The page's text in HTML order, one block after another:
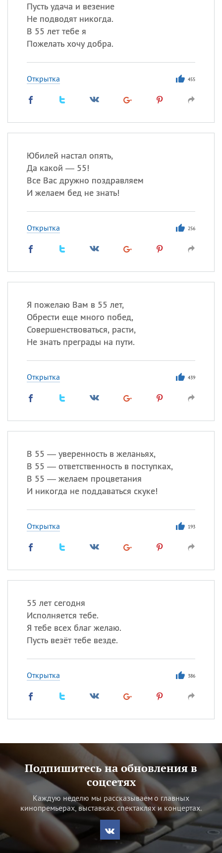
Пусть удача и везение
Не подводят никогда.
В 55 лет тебе я
Пожелать хочу добра.
Открытка 455
Юбилей настал опять,
Да какой — 55!
Все Вас дружно поздравляем
И желаем бед не знать!
Открытка 256
Я пожелаю Вам в 55 лет,
Обрести еще много побед,
Совершенствоваться, расти,
Не знать преграды на пути.
Открытка 439
В 55 — уверенность в желаньях,
В 55 — ответственность в поступках,
В 55 — желаем процветания
И никогда не поддаваться скуке!
Открытка 193
55 лет сегодня
Исполняется тебе.
Я тебе всех благ желаю.
Пусть везёт тебе везде.
Открытка 386
Подпишитесь на обновления в
соцсетях
Каждую неделю мы рассказываем о главных
кинопремьерах, выставках, спектаклях и концертах.